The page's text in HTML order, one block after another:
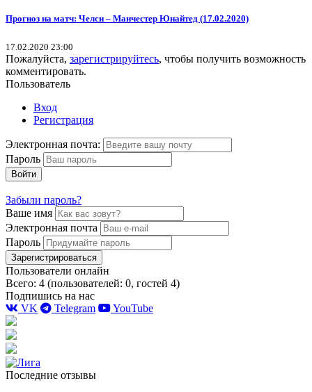
Прогноз на матч: Челси – Манчестер Юнайтед (17.02.2020)
17.02.2020 23:00
Пожалуйста, зарегистрируйтесь, чтобы получить возможность
комментировать.
Пользователь
Вход
Регистрация
Электронная почта:
Пароль
Войти
Забыли пароль?
Ваше имя
Электронная почта
Пароль
Зарегистрироваться
Пользователи онлайн
Всего: 4 (пользователей: 0, гостей 4)
Подпишись на нас
VK
Telegram YouTube
Последние отзывы